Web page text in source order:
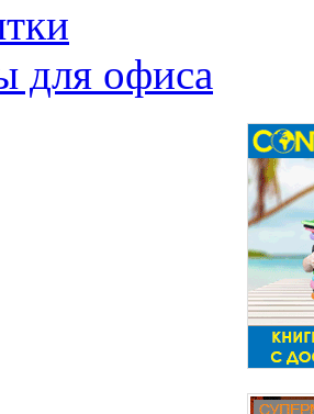
для офиса